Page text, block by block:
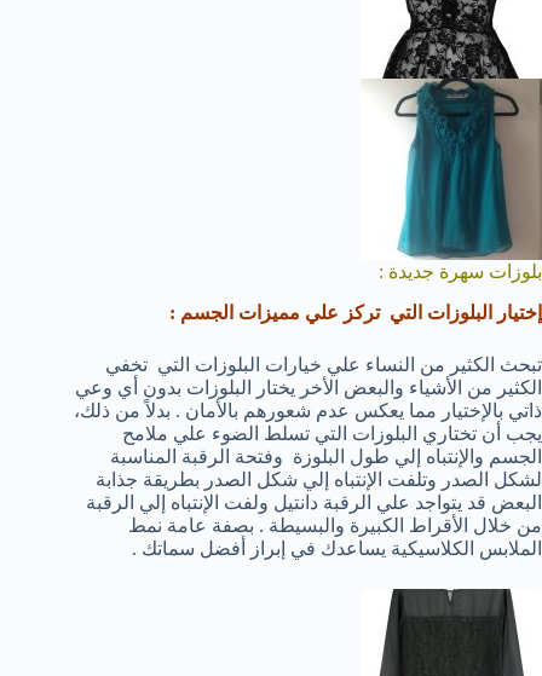
بلوزات سهرة جديدة :
إختيار البلوزات التي تركز علي مميزات الجسم :
تبحث الكثير من النساء علي خيارات البلوزات التي تخفي
الكثير من الأشياء والبعض الأخر يختار البلوزات بدون أي وعي
ذاتي بالإختيار مما يعكس عدم شعورهم بالأمان . بدلاً من ذلك،
يجب أن تختاري البلوزات التي تسلط الضوء علي ملامح
الجسم والإنتباه إلي طول البلوزة وفتحة الرقبة المناسبة
لشكل الصدر وتلفت الإنتباه إلي شكل الصدر بطريقة جذابة
البعض قد يتواجد علي الرقبة دانتيل ولفت الإنتباه إلي الرقبة
من خلال الأقراط الكبيرة والبسيطة . بصفة عامة نمط
الملابس الكلاسيكية يساعدك في إبراز أفضل سماتك .